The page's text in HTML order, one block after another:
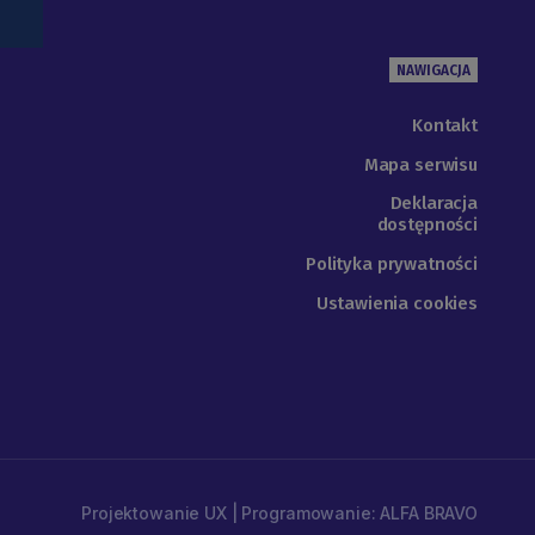
NAWIGACJA
Kontakt
Mapa serwisu
Deklaracja
dostępności
Polityka prywatności
Ustawienia cookies
Projektowanie UX | Programowanie: ALFA BRAVO